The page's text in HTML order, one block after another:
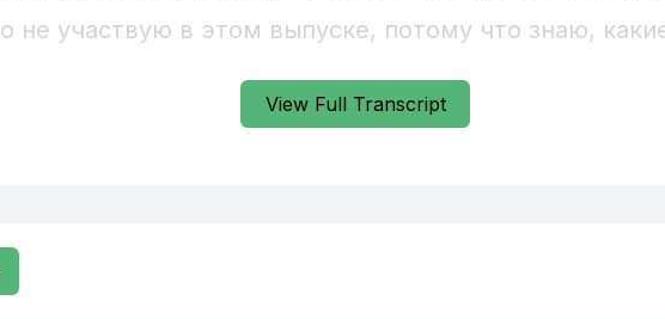
View Full Transcript